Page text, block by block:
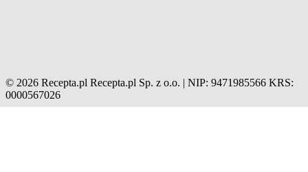
© 2026 Recepta.pl Recepta.pl Sp. z o.o. | NIP: 9471985566 KRS:
0000567026